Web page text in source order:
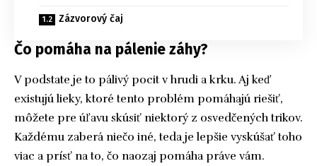
Zázvorový čaj
Čo pomáha na pálenie záhy?
V podstate je to pálivý pocit v hrudi a krku. Aj keď
existujú lieky, ktoré tento problém pomáhajú riešiť,
môžete pre úľavu skúsiť niektorý z osvedčených trikov.
Každému zaberá niečo iné, teda je lepšie vyskúšať toho
viac a prísť na to, čo naozaj pomáha práve vám.